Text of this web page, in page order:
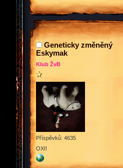
Geneticky změněný
Eskymak
Klub ŽvB
Příspěvků: 4635
OXI!